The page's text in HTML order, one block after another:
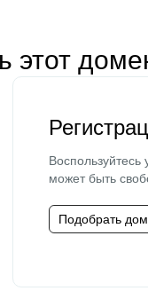
этот
может быть
Подобрать